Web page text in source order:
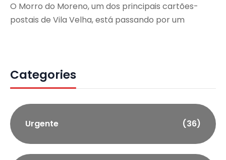
O Morro do Moreno, um dos principais cartões-
postais de Vila Velha, está passando por um
Categories
Urgente (36)